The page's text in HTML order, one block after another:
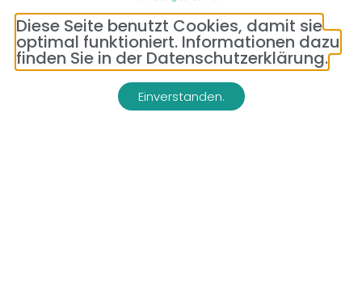
Senden
Diese Seite benutzt Cookies, damit sie
optimal funktioniert. Informationen dazu
finden Sie in der Datenschutzerklärung.
Einverstanden.